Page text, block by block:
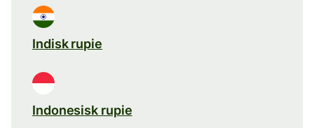
Indisk rupie
Indonesisk rupie